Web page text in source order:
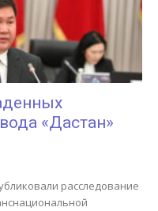
«Дастан»
расследование